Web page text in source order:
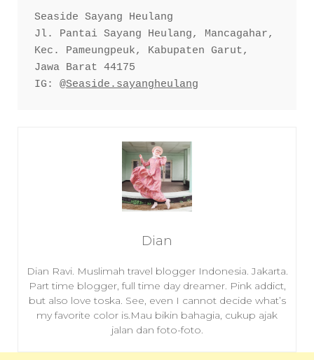
Seaside Sayang Heulang
Jl. Pantai Sayang Heulang, Mancagahar,
Kec. Pameungpeuk, Kabupaten Garut,
Jawa Barat 44175
IG: @Seaside.sayangheulang
Dian
Dian Ravi. Muslimah travel blogger Indonesia. Jakarta.
Part time blogger, full time day dreamer. Pink addict,
but also love toska. See, even I cannot decide what’s
my favorite color is.Mau bikin bahagia, cukup ajak
jalan dan foto-foto.